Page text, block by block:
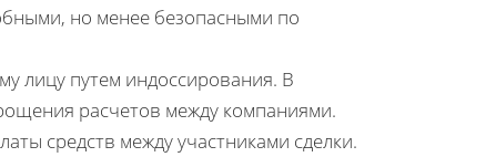
но менее безопасными по
лицу путем индоссирования. В
расчетов между компаниями.
средств между участниками сделки.